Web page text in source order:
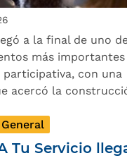
a la final de uno
más importantes
participativa, con una
acercó la
Tu Servicio